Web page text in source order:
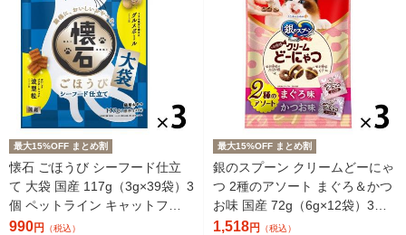
最大15%OFF まとめ割
懐石 ごほうび シーフード仕立
て 大袋 国産 117g（3g×39袋）3
個 ペットライン キャットフー
ド 猫用
990円 （税込）
最大15%OFF まとめ割
銀のスプーン クリームどーにゃ
つ 2種のアソート まぐろ＆かつ
お味 国産 72g（6g×12袋）3袋
ユニ・チャーム
1,518円 （税込）